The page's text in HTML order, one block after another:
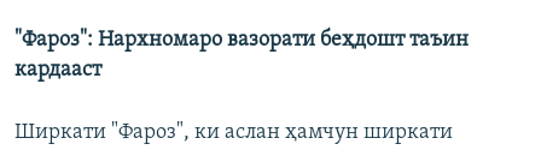
"Фароз": Нархномаро вазорати беҳдошт таъин
кардааст
Ширкати "Фароз", ки аслан ҳамчун ширкати